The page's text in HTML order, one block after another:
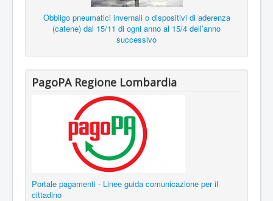
Obbligo pneumatici invernali o dispositivi di aderenza
(catene) dal 15/11 di ogni anno al 15/4 dell’anno
successivo
PagoPA Regione Lombardia
Portale pagamenti - Linee guida comunicazione per il
cittadino